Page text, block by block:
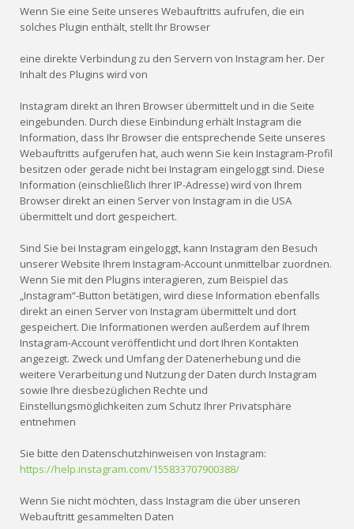
Wenn Sie eine Seite unseres Webauftritts aufrufen, die ein
solches Plugin enthält, stellt Ihr Browser
eine direkte Verbindung zu den Servern von Instagram her. Der
Inhalt des Plugins wird von
Instagram direkt an Ihren Browser übermittelt und in die Seite
eingebunden. Durch diese Einbindung erhält Instagram die
Information, dass Ihr Browser die entsprechende Seite unseres
Webauftritts aufgerufen hat, auch wenn Sie kein Instagram-Profil
besitzen oder gerade nicht bei Instagram eingeloggt sind. Diese
Information (einschließlich Ihrer IP-Adresse) wird von Ihrem
Browser direkt an einen Server von Instagram in die USA
übermittelt und dort gespeichert.
Sind Sie bei Instagram eingeloggt, kann Instagram den Besuch
unserer Website Ihrem Instagram-Account unmittelbar zuordnen.
Wenn Sie mit den Plugins interagieren, zum Beispiel das
„Instagram“-Button betätigen, wird diese Information ebenfalls
direkt an einen Server von Instagram übermittelt und dort
gespeichert. Die Informationen werden außerdem auf Ihrem
Instagram-Account veröffentlicht und dort Ihren Kontakten
angezeigt. Zweck und Umfang der Datenerhebung und die
weitere Verarbeitung und Nutzung der Daten durch Instagram
sowie Ihre diesbezüglichen Rechte und
Einstellungsmöglichkeiten zum Schutz Ihrer Privatsphäre
entnehmen
Sie bitte den Datenschutzhinweisen von Instagram:
https://help.instagram.com/155833707900388/
Wenn Sie nicht möchten, dass Instagram die über unseren
Webauftritt gesammelten Daten